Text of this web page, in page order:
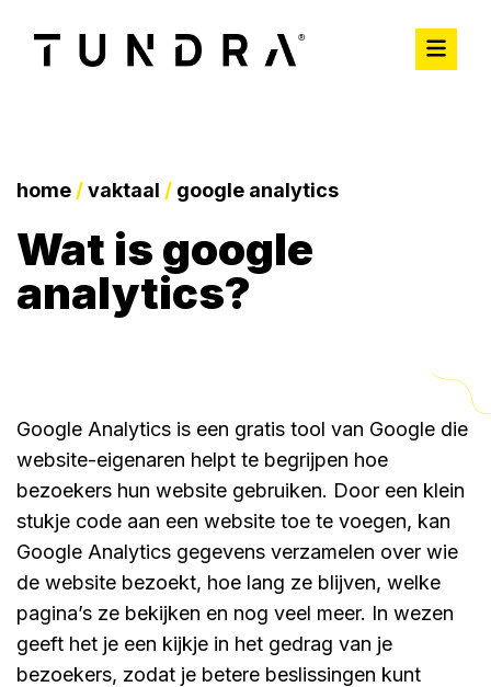
home /vaktaal / google analytics
wat is google
analytics?
Google Analytics is een gratis tool van Google die
website-eigenaren helpt te begrijpen hoe
bezoekers hun website gebruiken. Door een klein
stukje code aan een website toe te voegen, kan
Google Analytics gegevens verzamelen over wie
de website bezoekt, hoe lang ze blijven, welke
pagina’s ze bekijken en nog veel meer. In wezen
geeft het je een kijkje in het gedrag van je
bezoekers, zodat je betere beslissingen kunt